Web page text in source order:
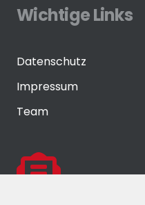
Wichtige Links
Datenschutz
Impressum
Team